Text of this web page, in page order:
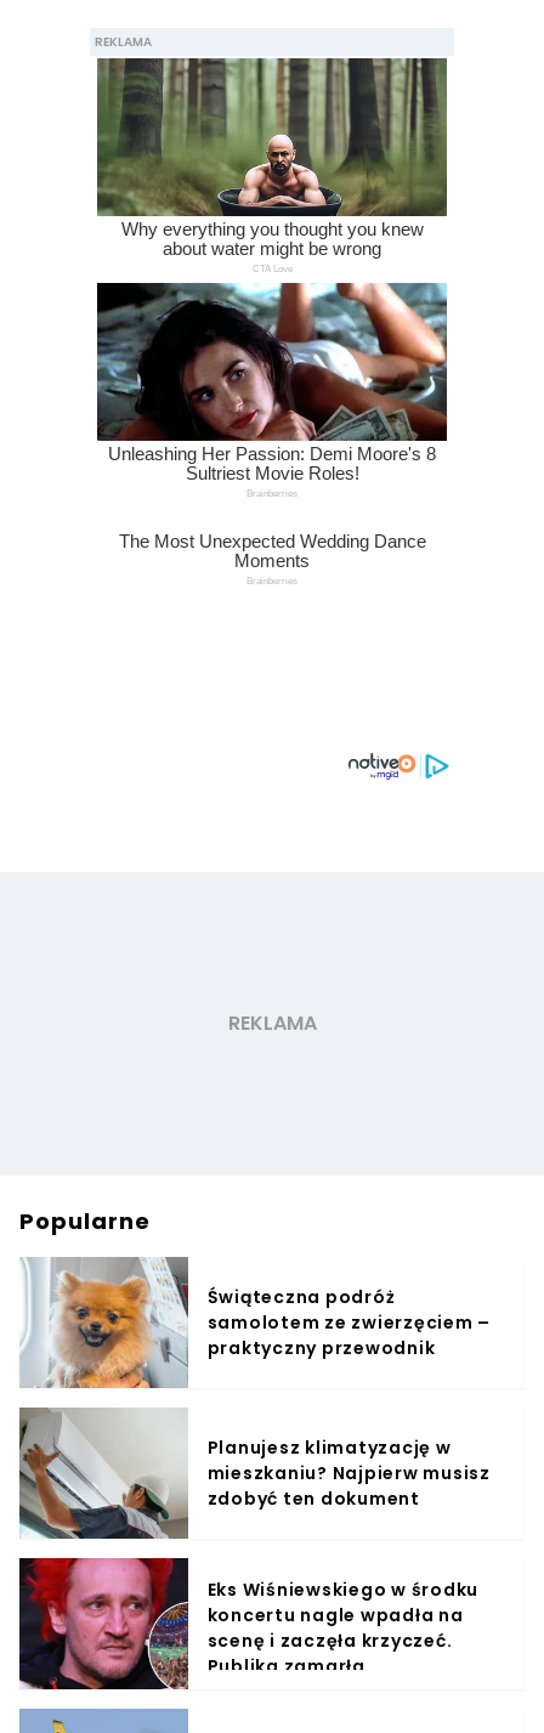
Popularne
Świąteczna podróż
samolotem ze zwierzęciem –
praktyczny przewodnik
Planujesz klimatyzację w
mieszkaniu? Najpierw musisz
zdobyć ten dokument
Eks Wiśniewskiego w środku
koncertu nagle wpadła na
scenę i zaczęła krzyczeć.
Publika zamarła